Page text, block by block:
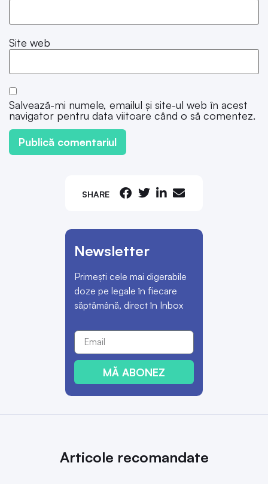
SHARE
Newsletter
Primești cele mai digerabile
doze pe legale în fiecare
săptămână, direct în Inbox
MĂ ABONEZ
Site web
Salvează-mi numele, emailul și site-ul web în acest
navigator pentru data viitoare când o să comentez.
Articole recomandate